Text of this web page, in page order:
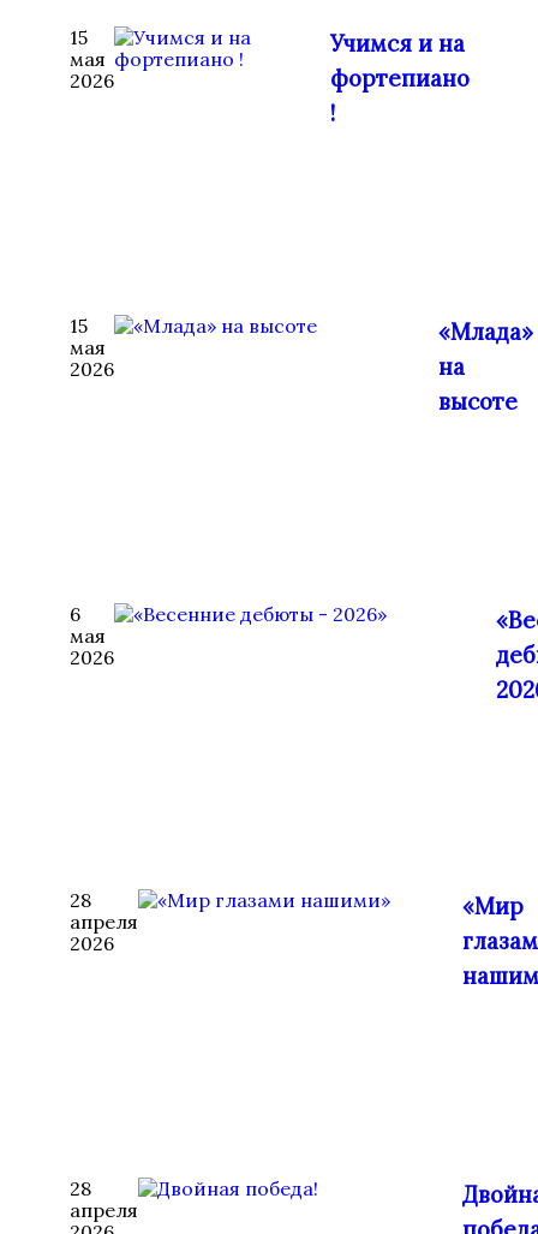
15
мая
2026
Учимся и на
фортепиано
!
15
мая
2026
«Млада»
на
высоте
6
мая
2026
28
апреля
2026
«Мир
28
апреля